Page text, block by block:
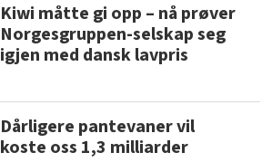
Kiwi måtte gi opp – nå prøver
Norgesgruppen-selskap seg
igjen med dansk lavpris
Dårligere pantevaner vil
koste oss 1,3 milliarder